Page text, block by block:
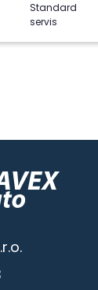
Standard
servis